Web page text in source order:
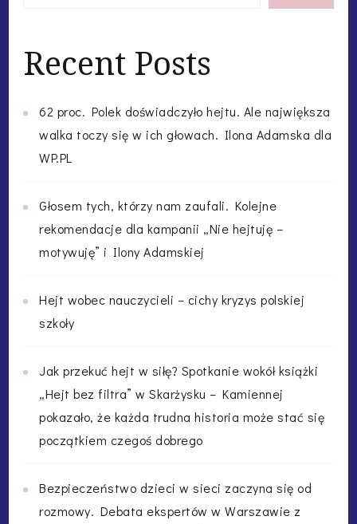
Recent Posts
62 proc. Polek doświadczyło hejtu. Ale największa
walka toczy się w ich głowach. Ilona Adamska dla
WP.PL
Głosem tych, którzy nam zaufali. Kolejne
rekomendacje dla kampanii „Nie hejtuję –
motywuję” i Ilony Adamskiej
Hejt wobec nauczycieli – cichy kryzys polskiej
szkoły
Jak przekuć hejt w siłę? Spotkanie wokół książki
„Hejt bez filtra” w Skarżysku – Kamiennej
pokazało, że każda trudna historia może stać się
początkiem czegoś dobrego
Bezpieczeństwo dzieci w sieci zaczyna się od
rozmowy. Debata ekspertów w Warszawie z